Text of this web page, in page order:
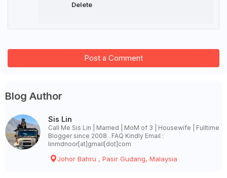
Delete
Post a Comment
Blog Author
Sis Lin
Call Me Sis Lin | Married | MoM of 3 | Housewife | Fulltime
Blogger since 2008 . FAQ Kindly Email :
linmdnoor[at]gmail[dot]com
Johor Bahru , Pasir Gudang, Malaysia